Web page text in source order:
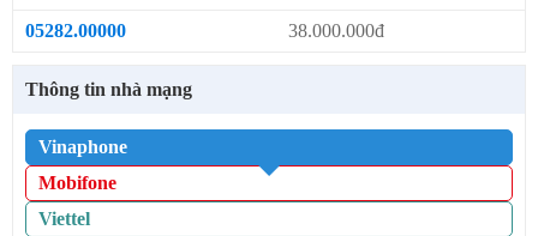
05282.00000 38.000.000đ
Thông tin nhà mạng
Vinaphone
Mobifone
Viettel